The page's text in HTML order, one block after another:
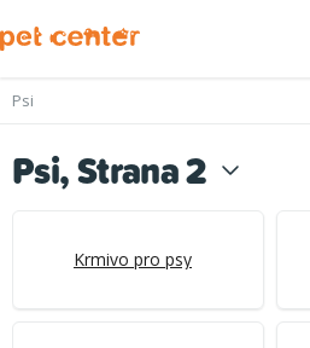
na
Psi
Psi, Strana 2
Krmivo pro psy